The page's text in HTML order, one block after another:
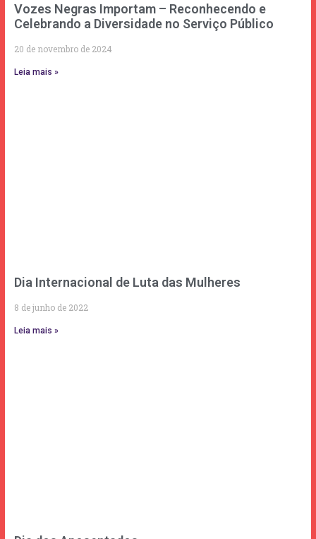
Vozes Negras Importam – Reconhecendo e
Celebrando a Diversidade no Serviço Público
20 de novembro de 2024
Leia mais »
Dia Internacional de Luta das Mulheres
8 de junho de 2022
Leia mais »